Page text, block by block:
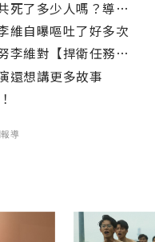
嗎？導演親自揭這數字！
維自曝嘔吐了好多次
務】延伸影集一樣有情有義！
還想講更多故事
導